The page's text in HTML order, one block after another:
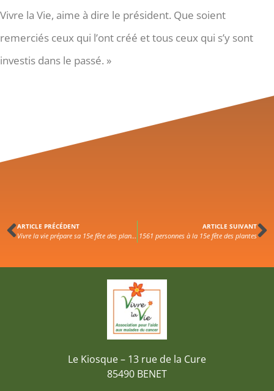
Vivre la Vie, aime à dire le président. Que soient
remerciés ceux qui l’ont créé et tous ceux qui s’y sont
investis dans le passé. »
ARTICLE PRÉCÉDENT
Vivre la vie prépare sa 15e fête des plantes
ARTICLE SUIVANT
1561 personnes à la 15e fête des plantes
Le Kiosque – 13 rue de la Cure
85490 BENET